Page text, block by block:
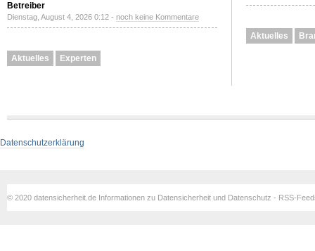
Betreiber
Dienstag, August 4, 2026 0:12 - noch keine Kommentare
Aktuelles Experten
Aktuelles
Datenschutzerklärung
© 2020 datensicherheit.de Informationen zu Datensicherheit und Datenschutz - RSS-